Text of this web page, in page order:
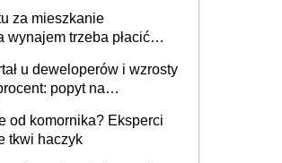
za mieszkanie
wynajem trzeba płacić
mieszkaniowych
u deweloperów i wzrosty
popyt na
od komornika? Eksperci
tkwi haczyk